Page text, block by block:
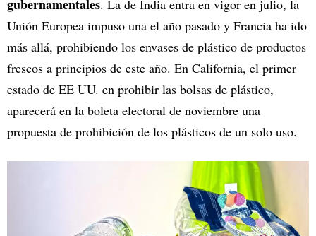
gubernamentales. La de India entra en vigor en julio, la
Unión Europea impuso una el año pasado y Francia ha ido
más allá, prohibiendo los envases de plástico de productos
frescos a principios de este año. En California, el primer
estado de EE UU. en prohibir las bolsas de plástico,
aparecerá en la boleta electoral de noviembre una
propuesta de prohibición de los plásticos de un solo uso.